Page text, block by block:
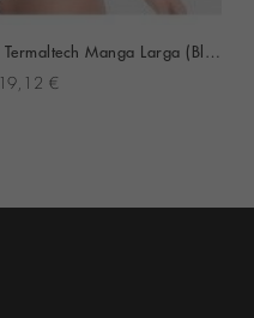
Camiseta Interior Princesa Térmica Termaltech Manga Larga (blanca)
19,12 €